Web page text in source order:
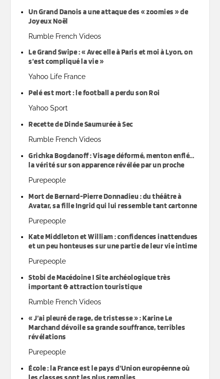
Un Grand Danois a une attaque des « zoomies » de
Joyeux Noël
Rumble French Videos
Le Grand Swipe : « Avec elle à Paris et moi à Lyon, on
s’est compliqué la vie »
Yahoo Life France
Pelé est mort : le football a perdu son Roi
Yahoo Sport
Recette de Dinde Saumurée à Sec
Rumble French Videos
Grichka Bogdanoff : Visage déformé, menton enflé…
la vérité sur son apparence révélée par un proche
Purepeople
Mort de Bernard-Pierre Donnadieu : du théâtre à
Avatar, sa fille Ingrid qui lui ressemble tant cartonne
Purepeople
Kate Middleton et William : confidences inattendues
et un peu honteuses sur une partie de leur vie intime
Purepeople
Stobi de Macédoine I Site archéologique très
important & attraction touristique
Rumble French Videos
« J’ai pleuré de rage, de tristesse » : Karine Le
Marchand dévoile sa grande souffrance, terribles
révélations
Purepeople
École : la France est le pays d’Union européenne où